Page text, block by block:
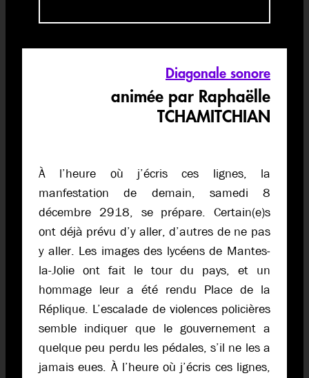
Diagonale sonore
animée par Raphaëlle
TCHAMITCHIAN
À l’heure où j’écris ces lignes, la
manfestation de demain, samedi 8
décembre 2918, se prépare. Certain(e)s
ont déjà prévu d’y aller, d’autres de ne pas
y aller. Les images des lycéens de Mantes-
la-Jolie ont fait le tour du pays, et un
hommage leur a été rendu Place de la
Réplique. L’escalade de violences policières
semble indiquer que le gouvernement a
quelque peu perdu les pédales, s’il ne les a
jamais eues. À l’heure où j’écris ces lignes,